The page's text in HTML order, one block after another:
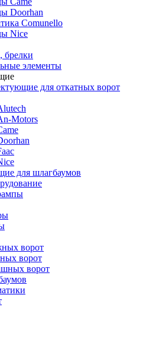
Doorhan
Comunello
Nice
брелки
элементы
для откатных ворот
Motors
для шлагбаумов
ворот
ворот
ворот